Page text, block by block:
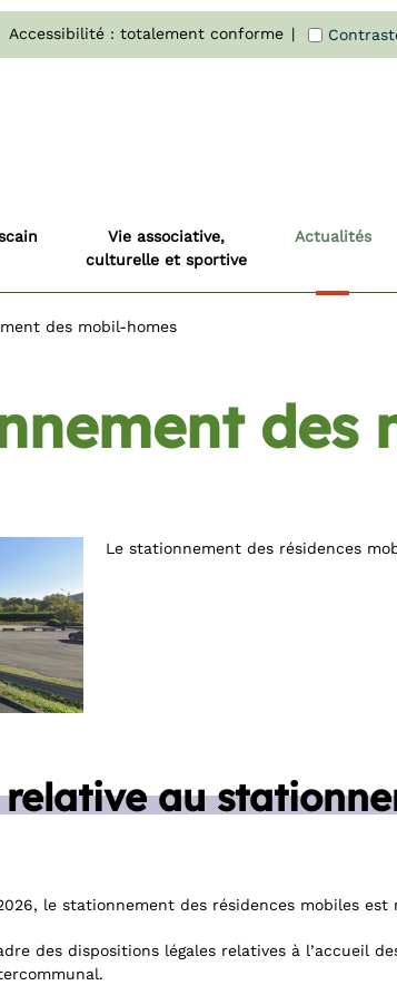
Accessibilité : totalement conforme
Vie associative,
culturelle et sportive
Actualités
des mobil-homes
des
Le stationnement des résidences
au
le stationnement des résidences mobiles
des dispositions légales relatives à l’accueil